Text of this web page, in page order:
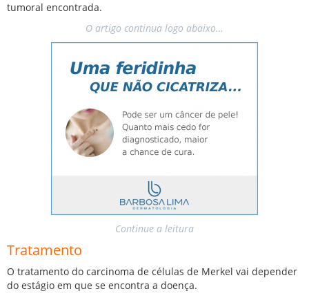
tumoral encontrada.
O artigo continua logo abaixo…
Continue a leitura
Tratamento
O tratamento do carcinoma de células de Merkel vai depender
do estágio em que se encontra a doença.